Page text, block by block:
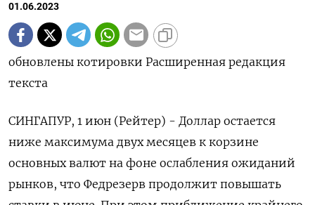
01.06.2023
обновлены котировки Расширенная редакция
текста
СИНГАПУР, 1 июн (Рейтер) - Доллар остается
ниже максимума двух месяцев к корзине
основных валют на фоне ослабления ожиданий
рынков, что Федрезерв продолжит повышать